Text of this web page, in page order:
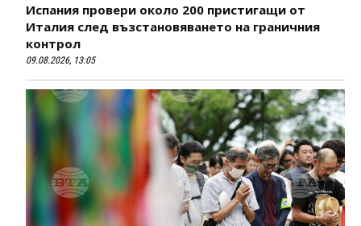
Испания провери около 200 пристигащи от
Италия след възстановяването на граничния
контрол
09.08.2026, 13:05